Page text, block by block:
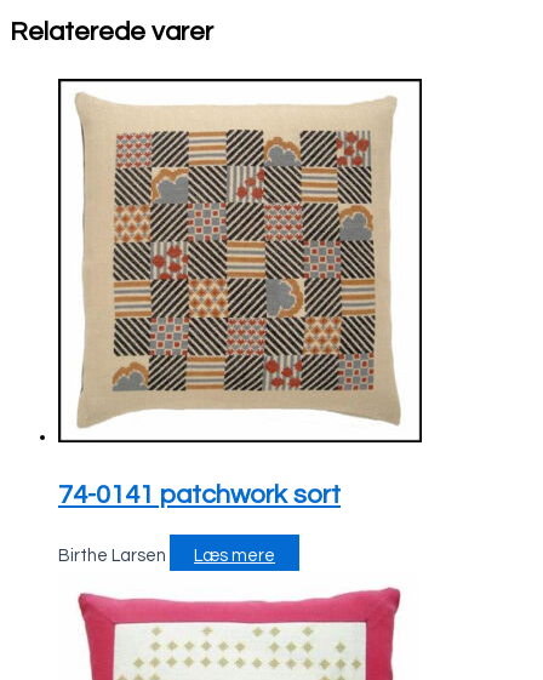
Relaterede varer
74-0141 patchwork sort
Birthe Larsen Læs mere